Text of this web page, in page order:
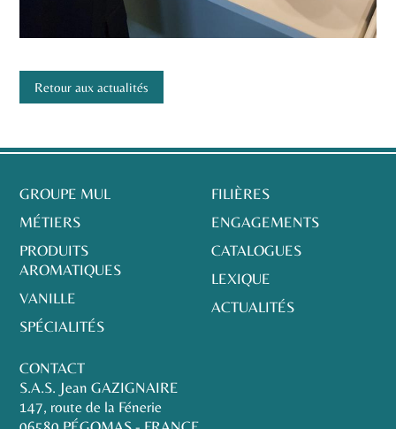
Retour aux actualités
GROUPE MUL
MÉTIERS
PRODUITS
AROMATIQUES
VANILLE
SPÉCIALITÉS
FILIÈRES
ENGAGEMENTS
CATALOGUES
LEXIQUE
ACTUALITÉS
CONTACT
S.A.S. Jean GAZIGNAIRE
147, route de la Fénerie